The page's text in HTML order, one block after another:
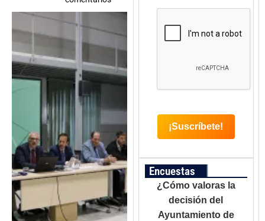
Encuestas
¿Cómo valoras la
decisión del
Ayuntamiento de